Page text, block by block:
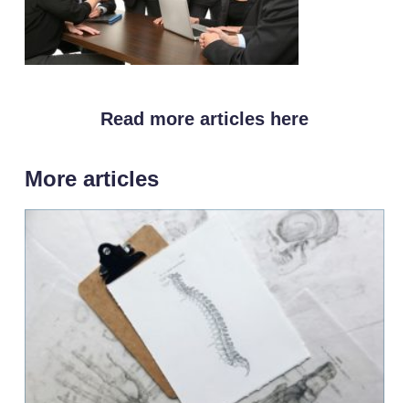
Read more articles here
More articles